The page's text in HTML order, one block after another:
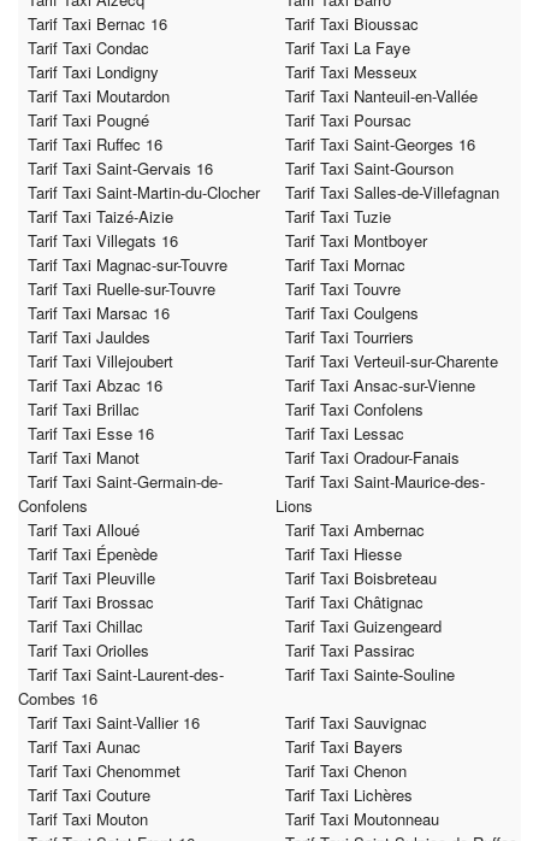
Tarif Taxi Bernac 16
Tarif Taxi Bioussac
Tarif Taxi Condac
Tarif Taxi La Faye
Tarif Taxi Londigny
Tarif Taxi Messeux
Tarif Taxi Moutardon
Tarif Taxi Nanteuil-en-Vallée
Tarif Taxi Pougné
Tarif Taxi Poursac
Tarif Taxi Ruffec 16
Tarif Taxi Saint-Georges 16
Tarif Taxi Saint-Gervais 16
Tarif Taxi Saint-Gourson
Tarif Taxi Saint-Martin-du-Clocher
Tarif Taxi Salles-de-Villefagnan
Tarif Taxi Taizé-Aizie
Tarif Taxi Tuzie
Tarif Taxi Villegats 16
Tarif Taxi Montboyer
Tarif Taxi Magnac-sur-Touvre
Tarif Taxi Mornac
Tarif Taxi Ruelle-sur-Touvre
Tarif Taxi Touvre
Tarif Taxi Marsac 16
Tarif Taxi Coulgens
Tarif Taxi Jauldes
Tarif Taxi Tourriers
Tarif Taxi Villejoubert
Tarif Taxi Verteuil-sur-Charente
Tarif Taxi Abzac 16
Tarif Taxi Ansac-sur-Vienne
Tarif Taxi Brillac
Tarif Taxi Confolens
Tarif Taxi Esse 16
Tarif Taxi Lessac
Tarif Taxi Manot
Tarif Taxi Oradour-Fanais
Tarif Taxi Saint-Germain-de-
Confolens
Tarif Taxi Saint-Maurice-des-
Lions
Tarif Taxi Alloué
Tarif Taxi Ambernac
Tarif Taxi Épenède
Tarif Taxi Hiesse
Tarif Taxi Pleuville
Tarif Taxi Boisbreteau
Tarif Taxi Brossac
Tarif Taxi Châtignac
Tarif Taxi Chillac
Tarif Taxi Guizengeard
Tarif Taxi Oriolles
Tarif Taxi Passirac
Tarif Taxi Saint-Laurent-des-
Combes 16
Tarif Taxi Sainte-Souline
Tarif Taxi Saint-Vallier 16
Tarif Taxi Sauvignac
Tarif Taxi Aunac
Tarif Taxi Bayers
Tarif Taxi Chenommet
Tarif Taxi Chenon
Tarif Taxi Couture
Tarif Taxi Lichères
Tarif Taxi Mouton
Tarif Taxi Moutonneau